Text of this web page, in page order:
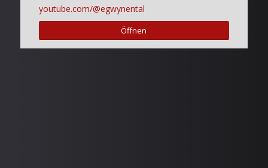
youtube.com/@egwynental
Öffnen